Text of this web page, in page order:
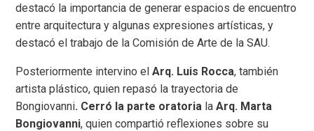
destacó la importancia de generar espacios de encuentro
entre arquitectura y algunas expresiones artísticas, y
destacó el trabajo de la Comisión de Arte de la SAU.
Posteriormente intervino elArq. Luis Rocca, también
artista plástico, quien repasó la trayectoria de
Bongiovanni. Cerró la parte oratoria la Arq. Marta
Bongiovanni,quien compartió reflexiones sobre su